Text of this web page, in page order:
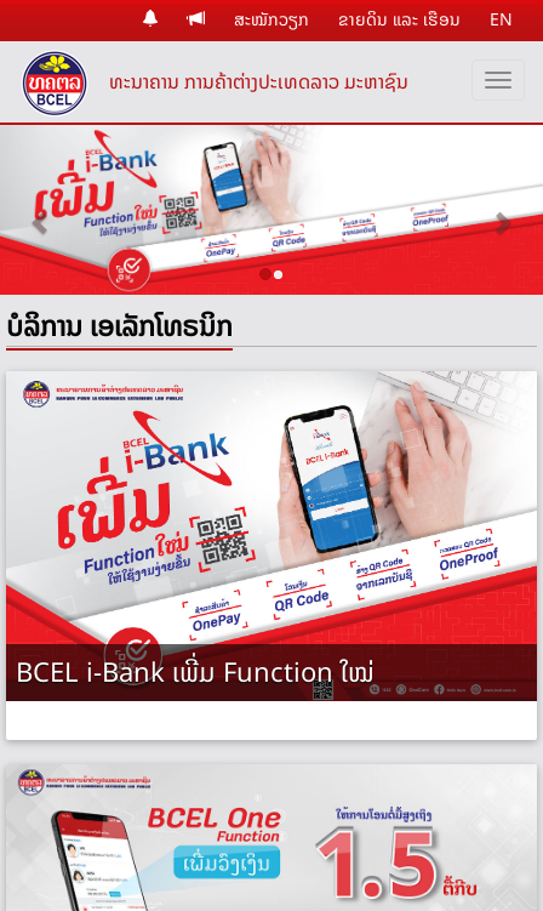
ສະໝັກວຽກ ຂາຍດິນ ແລະ ເຮືອນ EN
ທະນາຄານ ການຄ້າຕ່າງປະເທດລາວ ມະຫາຊົນ
Previous
ບໍລິການ ເອເລັກໂທຣນິກ
BCEL i-Bank ເພີ່ມ Function ໃໝ່